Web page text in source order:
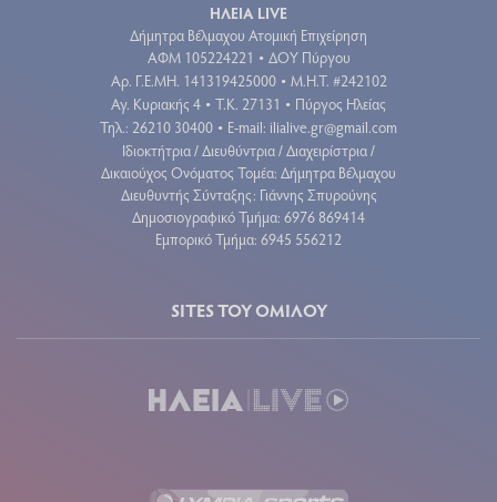
ΗΛΕΙΑ LIVE
Δήμητρα Βέλμαχου Ατομική Επιχείρηση
ΑΦΜ 105224221 • ΔΟΥ Πύργου
Aρ. Γ.Ε.ΜΗ. 141319425000 • Μ.Η.Τ. #242102
Αγ. Κυριακής 4 • Τ.Κ. 27131 • Πύργος Ηλείας
Τηλ.: 26210 30400 • E-mail: ilialive.gr@gmail.com
Ιδιοκτήτρια / Διευθύντρια / Διαχειρίστρια /
Δικαιούχος Ονόματος Τομέα: Δήμητρα Βέλμαχου
Διευθυντής Σύνταξης: Γιάννης Σπυρούνης
Δημοσιογραφικό Τμήμα: 6976 869414
Εμπορικό Τμήμα: 6945 556212
SITES ΤΟΥ ΟΜΙΛΟΥ